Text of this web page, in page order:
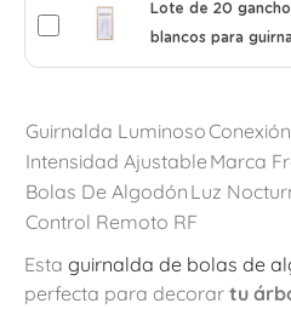
Lote de 20
blancos para
Guirnalda Luminoso
Intensidad Ajustable Marca
Bolas De Algodón Luz
Control Remoto RF
Esta guirnalda de bolas de
perfecta para decorar tu